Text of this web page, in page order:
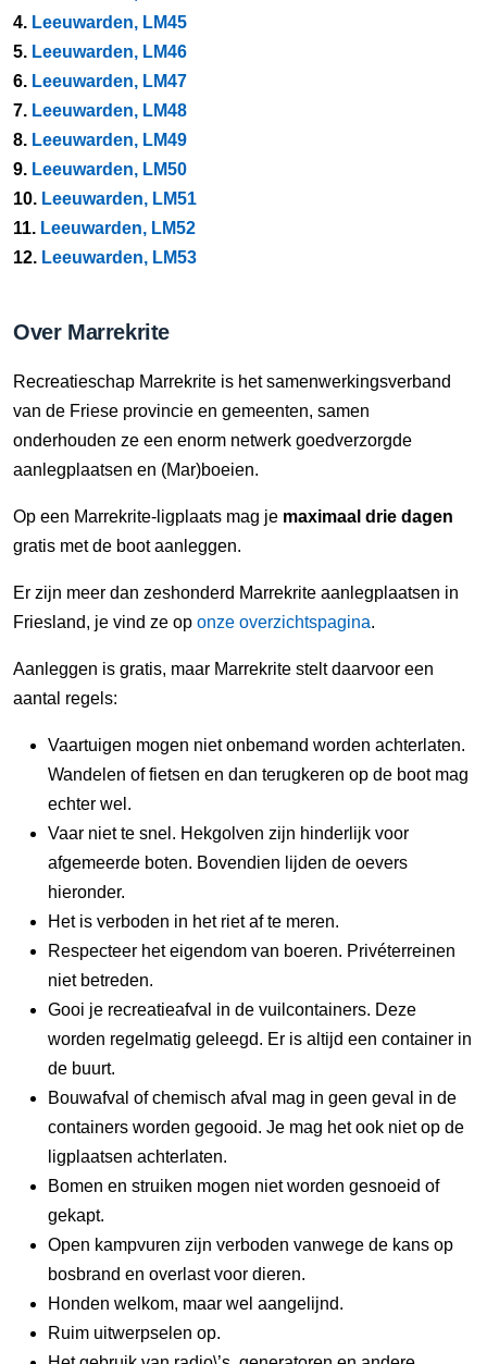
4. Leeuwarden, LM45
5. Leeuwarden, LM46
6. Leeuwarden, LM47
7. Leeuwarden, LM48
8. Leeuwarden, LM49
9. Leeuwarden, LM50
10. Leeuwarden, LM51
11. Leeuwarden, LM52
12. Leeuwarden, LM53
Over Marrekrite
Recreatieschap Marrekrite is het samenwerkingsverband
van de Friese provincie en gemeenten, samen
onderhouden ze een enorm netwerk goedverzorgde
aanlegplaatsen en (Mar)boeien.
Op een Marrekrite-ligplaats mag je maximaal drie dagen
gratis met de boot aanleggen.
Er zijn meer dan zeshonderd Marrekrite aanlegplaatsen in
Friesland, je vind ze op onze overzichtspagina.
Aanleggen is gratis, maar Marrekrite stelt daarvoor een
aantal regels:
Vaartuigen mogen niet onbemand worden achterlaten.
Wandelen of fietsen en dan terugkeren op de boot mag
echter wel.
Vaar niet te snel. Hekgolven zijn hinderlijk voor
afgemeerde boten. Bovendien lijden de oevers
hieronder.
Het is verboden in het riet af te meren.
Respecteer het eigendom van boeren. Privéterreinen
niet betreden.
Gooi je recreatieafval in de vuilcontainers. Deze
worden regelmatig geleegd. Er is altijd een container in
de buurt.
Bouwafval of chemisch afval mag in geen geval in de
containers worden gegooid. Je mag het ook niet op de
ligplaatsen achterlaten.
Bomen en struiken mogen niet worden gesnoeid of
gekapt.
Open kampvuren zijn verboden vanwege de kans op
bosbrand en overlast voor dieren.
Honden welkom, maar wel aangelijnd.
Ruim uitwerpselen op.